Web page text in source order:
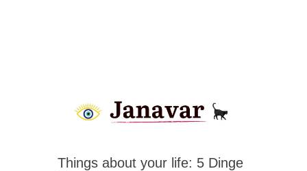
Things about your life: 5 Dinge